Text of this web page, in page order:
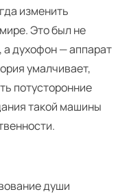
изменить
Это был не
духофон — аппарат
умалчивает,
потусторонние
такой машины
души